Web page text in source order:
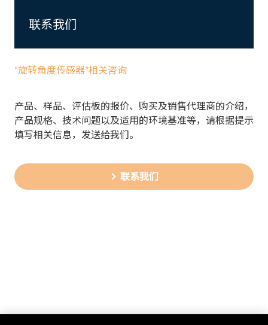
联系我们
“旋转角度传感器”相关咨询
产品、样品、评估板的报价、购买及销售代理商的介绍，
产品规格、技术问题以及适用的环境基准等，请根据提示
填写相关信息，发送给我们。
联系我们